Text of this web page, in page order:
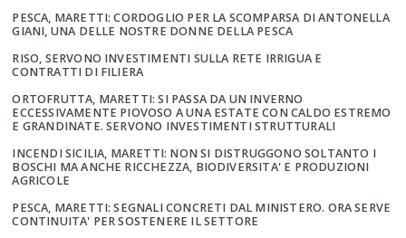
PESCA, MARETTI: CORDOGLIO PER LA SCOMPARSA DI ANTONELLA
GIANI, UNA DELLE NOSTRE DONNE DELLA PESCA
RISO, SERVONO INVESTIMENTI SULLA RETE IRRIGUA E
CONTRATTI DI FILIERA
ORTOFRUTTA, MARETTI: SI PASSA DA UN INVERNO
ECCESSIVAMENTE PIOVOSO A UNA ESTATE CON CALDO ESTREMO
E GRANDINATE. SERVONO INVESTIMENTI STRUTTURALI
INCENDI SICILIA, MARETTI: NON SI DISTRUGGONO SOLTANTO I
BOSCHI MA ANCHE RICCHEZZA, BIODIVERSITA' E PRODUZIONI
AGRICOLE
PESCA, MARETTI: SEGNALI CONCRETI DAL MINISTERO. ORA SERVE
CONTINUITA' PER SOSTENERE IL SETTORE